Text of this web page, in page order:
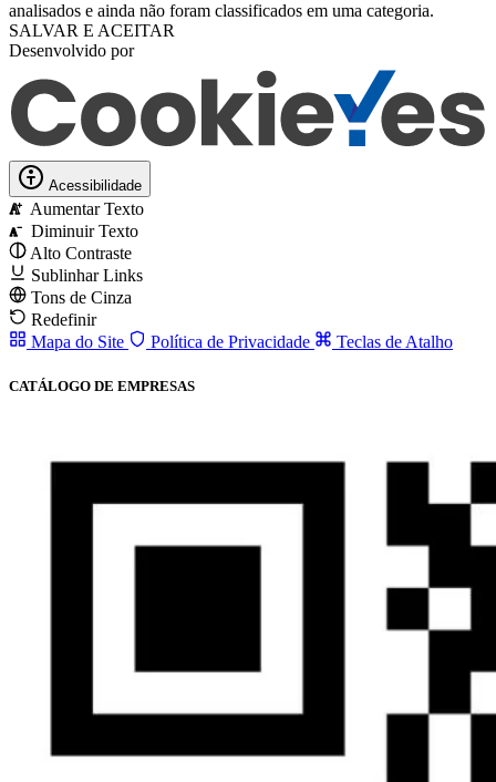
analisados ​​e ainda não foram classificados em uma categoria.
SALVAR E ACEITAR
Desenvolvido por
Acessibilidade
A Aumentar Texto
A
Diminuir Texto
Alto Contraste
Sublinhar Links
Tons de Cinza
Redefinir
Mapa do Site
Política de Privacidade Teclas de Atalho
CATÁLOGO DE EMPRESAS